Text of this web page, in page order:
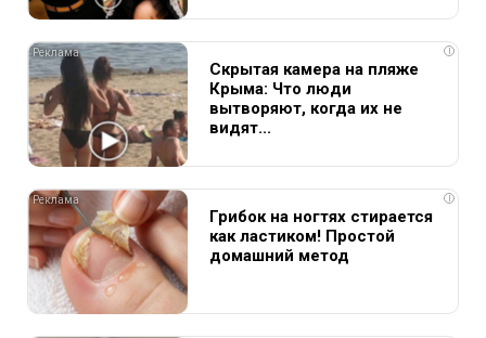
i
Скрытая камера на пляже
Крыма: Что люди
вытворяют, когда их не
видят...
i
Грибок на ногтях стирается
как ластиком! Простой
домашний метод